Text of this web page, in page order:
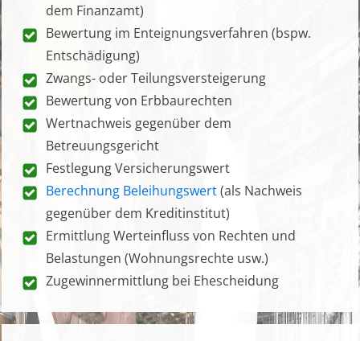
dem Finanzamt)
Bewertung im Enteignungsverfahren (bspw.
Entschädigung)
Zwangs- oder Teilungsversteigerung
Bewertung von Erbbaurechten
Wertnachweis gegenüber dem
Betreuungsgericht
Festlegung Versicherungswert
Berechnung Beleihungswert(als Nachweis
gegenüber dem Kreditinstitut)
Ermittlung Werteinfluss von Rechten und
Belastungen (Wohnungsrechte usw.)
Zugewinnermittlung bei Ehescheidung